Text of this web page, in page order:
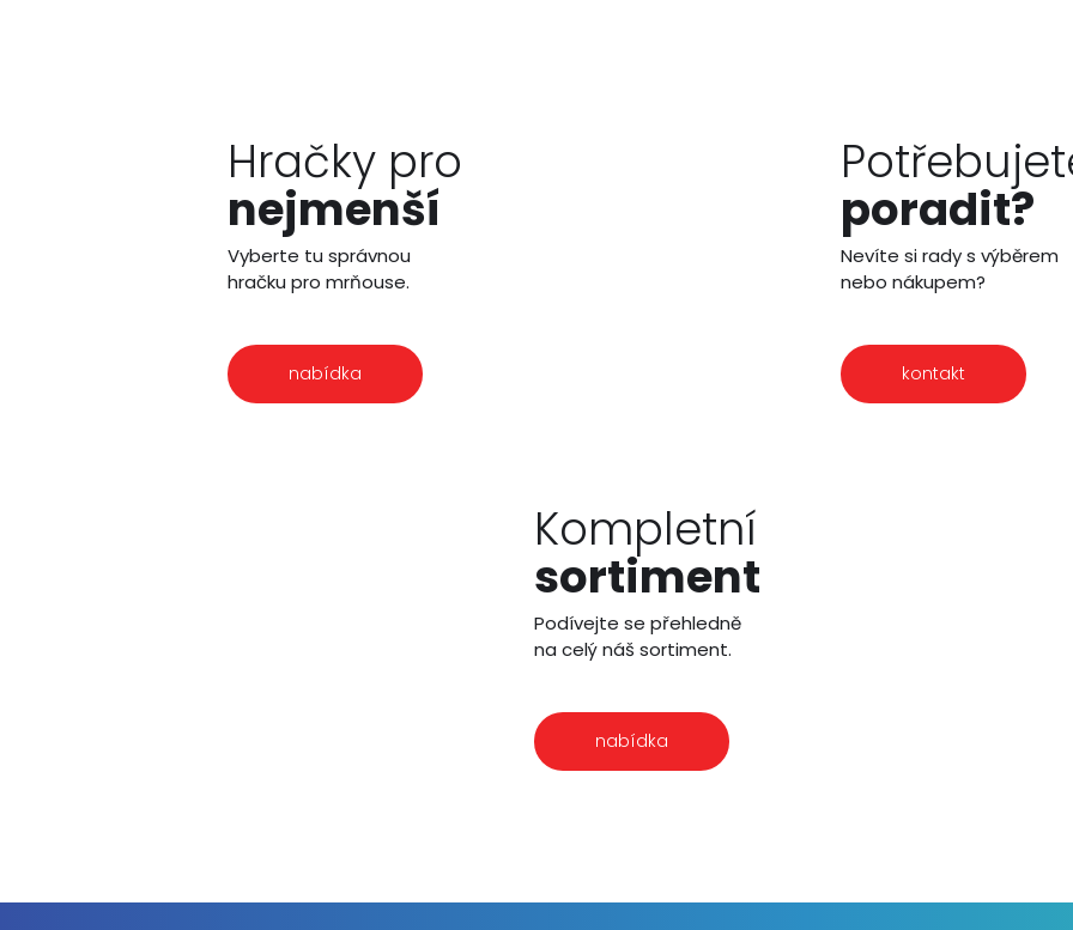
Hračky pro
nejmenší
Vyberte tu správnou
hračku pro mrňouse.
nabídka
poradit?
Nevíte si rady s výběrem
nebo nákupem?
kontakt
Kompletní
sortiment
Podívejte se přehledně
na celý náš sortiment.
nabídka